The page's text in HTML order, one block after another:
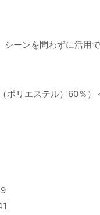
ーンを問わずに活用で
リエステル）60％）